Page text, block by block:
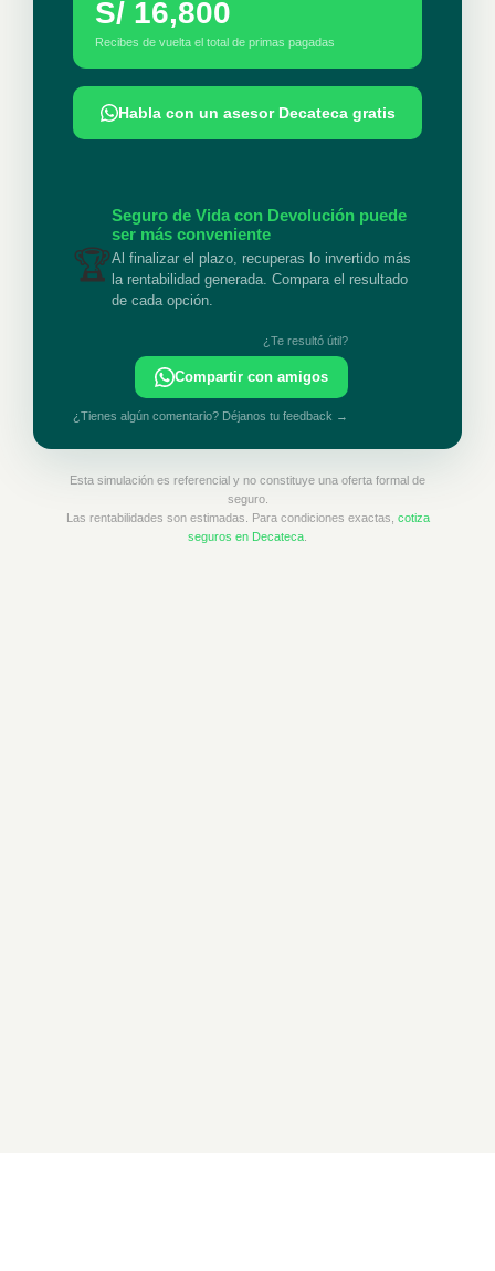
S/ 16,800
Recibes de vuelta el total de primas pagadas
Habla con un asesor Decateca gratis
🏆
Seguro de Vida con Devolución puede
ser más conveniente
Al finalizar el plazo, recuperas lo invertido más
la rentabilidad generada. Compara el resultado
de cada opción.
¿Te resultó útil?
Compartir con amigos
¿Tienes algún comentario? Déjanos tu feedback →
Esta simulación es referencial y no constituye una oferta formal de
seguro.
Las rentabilidades son estimadas. Para condiciones exactas, cotiza
seguros en Decateca